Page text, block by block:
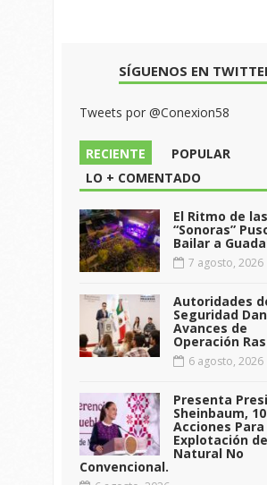
SÍGUENOS EN
Tweets por @Conexion58
RECIENTE
POPULAR
LO + COMENTADO
El Ritmo de las
“Sonoras”
Bailar a
7 agosto, 2026
Autoridades
Seguridad Dan
Avances de
Operación
6 agosto, 2026
Presenta
Sheinbaum, 10
Acciones Para
Explotación
Natural No
Convencional.